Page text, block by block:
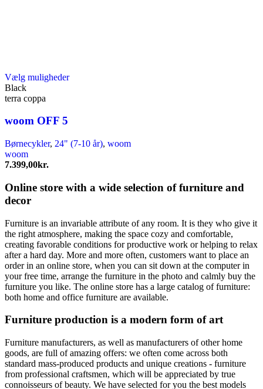
Vælg mulighederDette
kan
vælges
Black
terra coppa
woom OFF 5
Børnecykler, 24" (7-10 år), woom
woom
7.399,00kr.
Online store with a wide selection of furniture and
decor
Furniture is an invariable attribute of any room. It is they who give it
the right atmosphere, making the space cozy and comfortable,
creating favorable conditions for productive work or helping to relax
after a hard day. More and more often, customers want to place an
order in an online store, when you can sit down at the computer in
your free time, arrange the furniture in the photo and calmly buy the
furniture you like. The online store has a large catalog of furniture:
both home and office furniture are available.
Furniture production is a modern form of art
Furniture manufacturers, as well as manufacturers of other home
goods, are full of amazing offers: we often come across both
standard mass-produced products and unique creations - furniture
from professional craftsmen, which will be appreciated by true
connoisseurs of beauty. We have selected for you the best models